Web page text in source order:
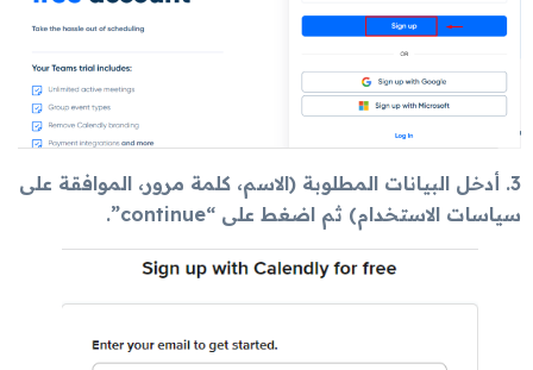
3. أدخل البيانات المطلوبة (الاسم، كلمة مرور، الموافقة على
سياسات الاستخدام) ثم اضغط على “continue”.